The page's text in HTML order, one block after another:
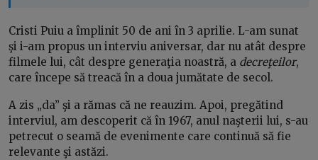
Cristi Puiu a împlinit 50 de ani în 3 aprilie. L-am sunat
şi i-am propus un interviu aniversar, dar nu atât despre
filmele lui, cât despre generaţia noastră, a decreţeilor,
care începe să treacă în a doua jumătate de secol.
A zis „da” şi a rămas că ne reauzim. Apoi, pregătind
interviul, am descoperit că în 1967, anul naşterii lui, s-au
petrecut o seamă de evenimente care continuă să fie
relevante şi astăzi.